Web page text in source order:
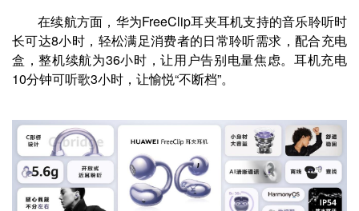
在续航方面，华为FreeClip耳夹耳机支持的音乐聆听时
长可达8小时，轻松满足消费者的日常聆听需求，配合充电
盒，整机续航为36小时，让用户告别电量焦虑。耳机充电
10分钟可听歌3小时，让愉悦“不断档”。